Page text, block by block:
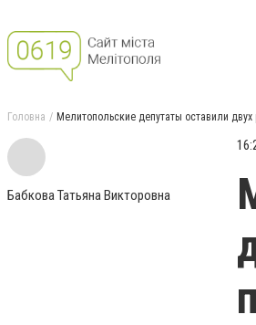
Головна Мелитопольские депутаты оставили
Бабкова Татьяна Викторовна